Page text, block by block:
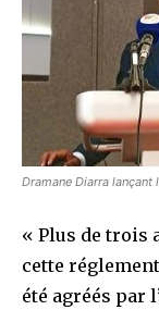
Dramane Diarra lançant
« Plus de trois
cette
été agréés par